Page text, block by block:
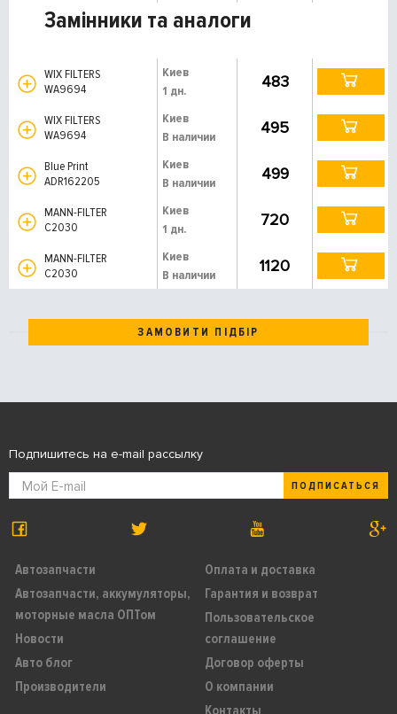
Замінники та аналоги
WIX FILTERS
WA9694
Киев
1 дн.
483
WIX FILTERS
WA9694
Киев
В наличии
495
Blue Print
ADR162205
Киев
В наличии
499
MANN-FILTER
C2030
Киев
1 дн.
720
MANN-FILTER
C2030
Киев
В наличии
1120
ЗАМОВИТИ ПІДБІР
Автозапчасти
Автозапчасти, аккумуляторы,
моторные масла ОПТом
Новости
Авто блог
Производители
Оплата и доставка
Гарантия и возврат
Пользовательское
соглашение
Договор оферты
О компании
Подпишитесь на e-mail рассылку
ПОДПИСАТЬСЯ